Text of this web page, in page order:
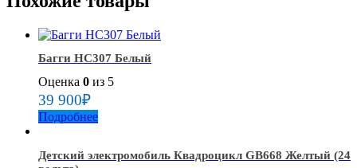
Багги HC307 Белый
Оценка 0 из 5
39 900₽
Подробнее
Детский электромобиль Квадроцикл GB668 Желтый (24